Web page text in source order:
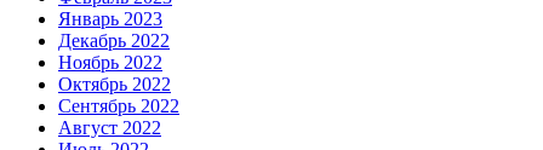
Январь 2023
Декабрь 2022
Ноябрь 2022
Октябрь 2022
Сентябрь 2022
Август 2022